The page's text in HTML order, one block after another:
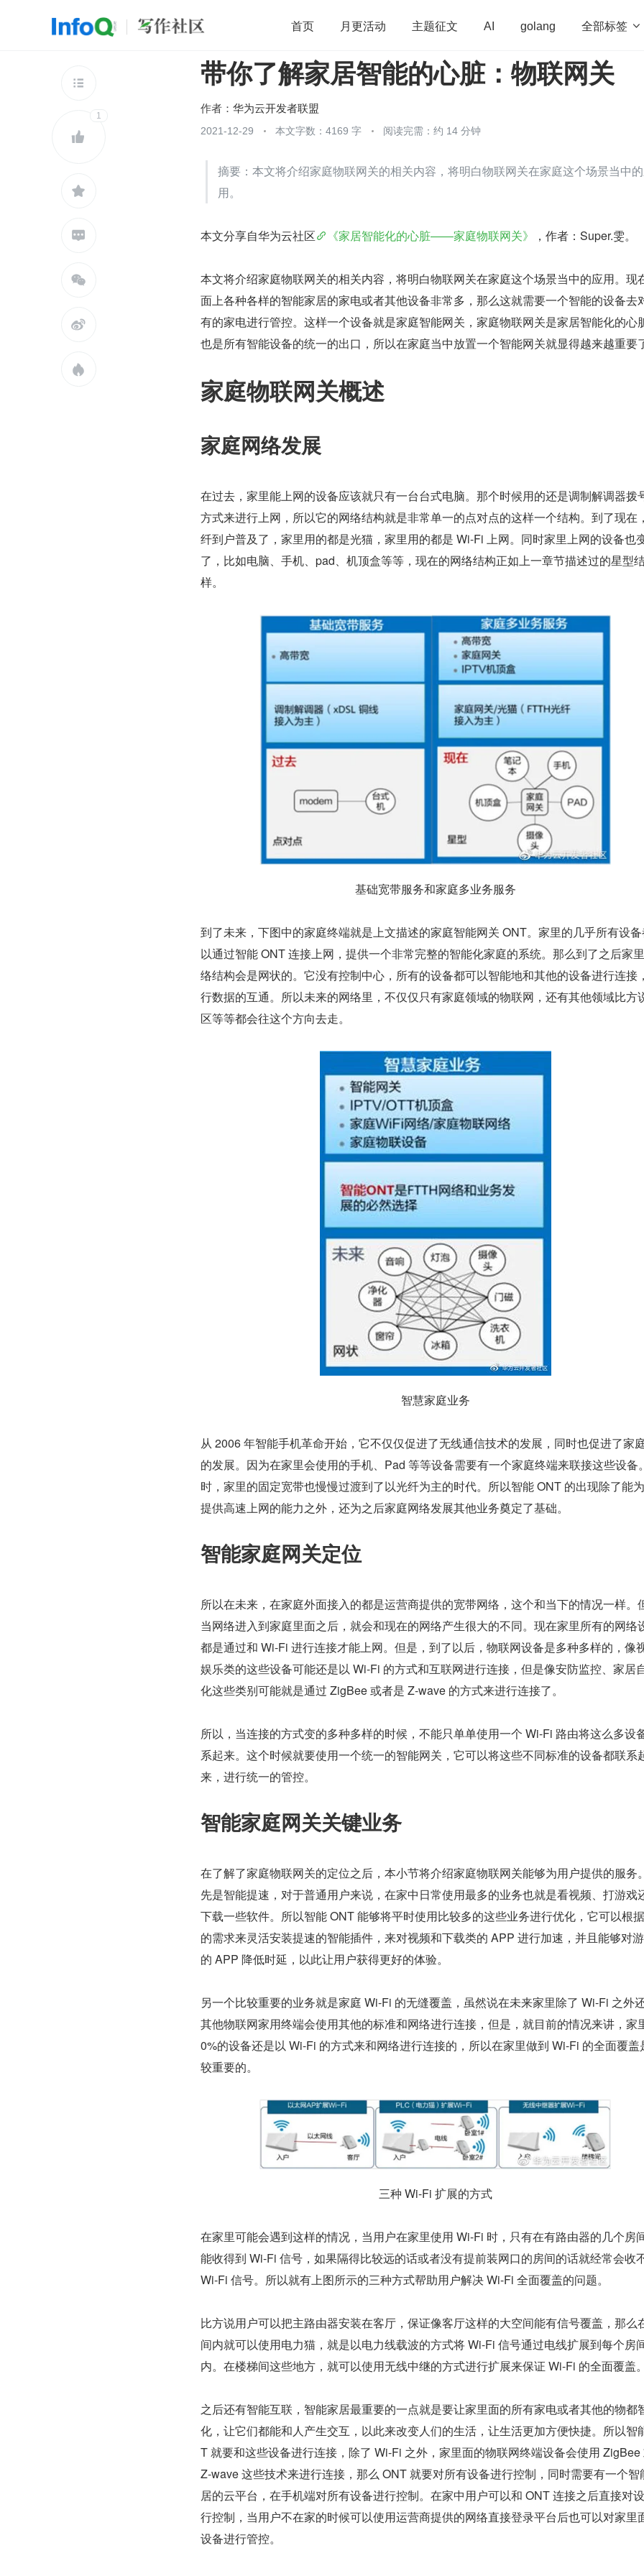
首页 月更活动 主题征文 AI golang 全部标签 
开源 架构 OpenHarmony 算法 学习方法 Web3.0
团队管理
查看更多


1





带你了解家居智能的心脏：物联网关
作者： 华为云开发者联盟
2021-12-29 本文字数：4169 字 阅读完需：约 14 分钟
摘要：本文将介绍家庭物联网关的相关内容，将明白物联网关在家庭这个场景当中
用。
本文分享自华为云社区 《家居智能化的心脏——家庭物联网关》 ，作者：Super.雯。
本文将介绍家庭物联网关的相关内容，将明白物联网关在家庭这个场景当中的应用。现
面上各种各样的智能家居的家电或者其他设备非常多，那么这就需要一个智能的设备去
有的家电进行管控。这样一个设备就是家庭智能网关，家庭物联网关是家居智能化的心
也是所有智能设备的统一的出口，所以在家庭当中放置一个智能网关就显得越来越重要
家庭物联网关概述
家庭网络发展
在过去，家里能上网的设备应该就只有一台台式电脑。那个时候用的还是调制解调器拨
方式来进行上网，所以它的网络结构就是非常单一的点对点的这样一个结构。到了现在
纤到户普及了，家里用的都是光猫，家里用的都是 Wi-Fi 上网。同时家里上网的设备也
了，比如电脑、手机、pad、机顶盒等等，现在的网络结构正如上一章节描述过的星型
样。
基础宽带服务和家庭多业务服务
到了未来，下图中的家庭终端就是上文描述的家庭智能网关 ONT。家里的几乎所有设
以通过智能 ONT 连接上网，提供一个非常完整的智能化家庭的系统。那么到了之后家
络结构会是网状的。它没有控制中心，所有的设备都可以智能地和其他的设备进行连接
行数据的互通。所以未来的网络里，不仅仅只有家庭领域的物联网，还有其他领域比方
区等等都会往这个方向去走。
智慧家庭业务
从 2006 年智能手机革命开始，它不仅仅促进了无线通信技术的发展，同时也促进了家
的发展。因为在家里会使用的手机、Pad 等等设备需要有一个家庭终端来联接这些设备
时，家里的固定宽带也慢慢过渡到了以光纤为主的时代。所以智能 ONT 的出现除了能
提供高速上网的能力之外，还为之后家庭网络发展其他业务奠定了基础。
智能家庭网关定位
所以在未来，在家庭外面接入的都是运营商提供的宽带网络，这个和当下的情况一样。
当网络进入到家庭里面之后，就会和现在的网络产生很大的不同。现在家里所有的网络
都是通过和 Wi-Fi 进行连接才能上网。但是，到了以后，物联网设备是多种多样的，像
娱乐类的这些设备可能还是以 Wi-Fi 的方式和互联网进行连接，但是像安防监控、家居
化这些类别可能就是通过 ZigBee 或者是 Z-wave 的方式来进行连接了。
所以，当连接的方式变的多种多样的时候，不能只单单使用一个 Wi-Fi 路由将这么多设
系起来。这个时候就要使用一个统一的智能网关，它可以将这些不同标准的设备都联系
来，进行统一的管控。
智能家庭网关关键业务
在了解了家庭物联网关的定位之后，本小节将介绍家庭物联网关能够为用户提供的服务
先是智能提速，对于普通用户来说，在家中日常使用最多的业务也就是看视频、打游戏
下载一些软件。所以智能 ONT 能够将平时使用比较多的这些业务进行优化，它可以根
的需求来灵活安装提速的智能插件，来对视频和下载类的 APP 进行加速，并且能够对
的 APP 降低时延，以此让用户获得更好的体验。
另一个比较重要的业务就是家庭 Wi-Fi 的无缝覆盖，虽然说在未来家里除了 Wi-Fi 之外
其他物联网家用终端会使用其他的标准和网络进行连接，但是，就目前的情况来讲，家
0%的设备还是以 Wi-Fi 的方式来和网络进行连接的，所以在家里做到 Wi-Fi 的全面覆盖
较重要的。
三种 Wi-Fi 扩展的方式
在家里可能会遇到这样的情况，当用户在家里使用 Wi-Fi 时，只有在有路由器的几个房
能收得到 Wi-Fi 信号，如果隔得比较远的话或者没有提前装网口的房间的话就经常会收
Wi-Fi 信号。所以就有上图所示的三种方式帮助用户解决 Wi-Fi 全面覆盖的问题。
比方说用户可以把主路由器安装在客厅，保证像客厅这样的大空间能有信号覆盖，那么
间内就可以使用电力猫，就是以电力线载波的方式将 Wi-Fi 信号通过电线扩展到每个房
内。在楼梯间这些地方，就可以使用无线中继的方式进行扩展来保证 Wi-Fi 的全面覆盖。
之后还有智能互联，智能家居最重要的一点就是要让家里面的所有家电或者其他的物都
化，让它们都能和人产生交互，以此来改变人们的生活，让生活更加方便快捷。所以智
T 就要和这些设备进行连接，除了 Wi-Fi 之外，家里面的物联网终端设备会使用 ZigBee
Z-wave 这些技术来进行连接，那么 ONT 就要对所有设备进行控制，同时需要有一个智
居的云平台，在手机端对所有设备进行控制。在家中用户可以和 ONT 连接之后直接对
行控制，当用户不在家的时候可以使用运营商提供的网络直接登录平台后也可以对家里
设备进行管控。